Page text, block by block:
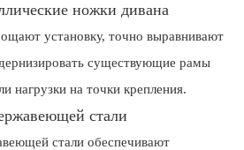
ножки дивана
установку, точно выравнивают
существующие рамы
нагрузки на точки крепления.
стали
стали обеспечивают